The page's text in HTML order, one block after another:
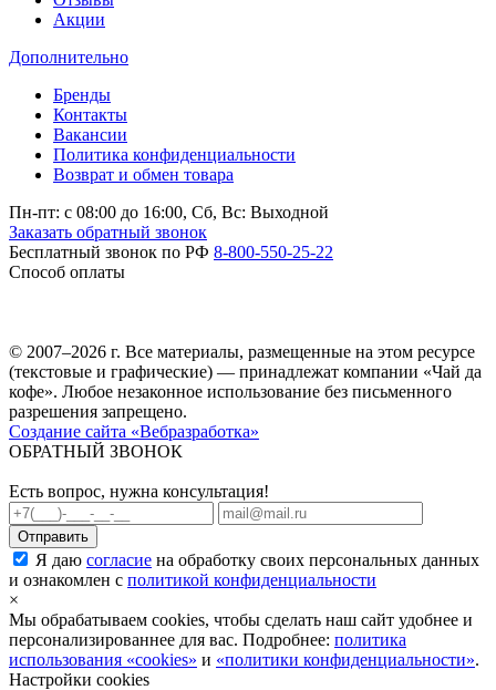
Акции
Дополнительно
Бренды
Контакты
Вакансии
Политика конфиденциальности
Возврат и обмен товара
Пн-пт: c 08:00 до 16:00, Сб, Вс: Выходной
Заказать обратный звонок
Бесплатный звонок по РФ 8-800-550-25-22
Способ оплаты
© 2007–2026 г. Все материалы, размещенные на этом ресурсе
(текстовые и графические) — принадлежат компании «Чай да
кофе». Любое незаконное использование без письменного
разрешения запрещено.
Создание сайта «Вебразработка»
ОБРАТНЫЙ ЗВОНОК
Есть вопрос, нужна консультация!
Я даю согласие на обработку своих персональных данных
и ознакомлен с политикой конфиденциальности
×
Мы обрабатываем cookies, чтобы сделать наш сайт удобнее и
персонализированнее для вас. Подробнее: политика
использования «cookies» и «политики конфиденциальности».
Настройки cookies